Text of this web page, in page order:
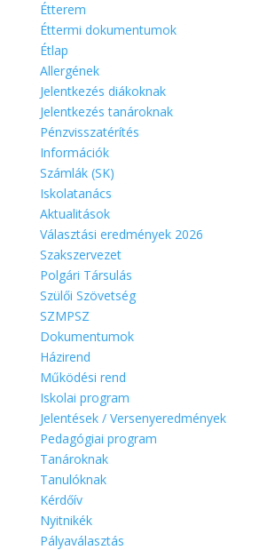
Étterem
Éttermi dokumentumok
Étlap
Allergének
Jelentkezés diákoknak
Jelentkezés tanároknak
Pénzvisszatérítés
Információk
Számlák (SK)
Iskolatanács
Aktualitások
Választási eredmények 2026
Szakszervezet
Polgári Társulás
Szülői Szövetség
SZMPSZ
Dokumentumok
Házirend
Működési rend
Iskolai program
Jelentések / Versenyeredmények
Pedagógiai program
Tanároknak
Tanulóknak
Kérdőív
Nyitnikék
Pályaválasztás